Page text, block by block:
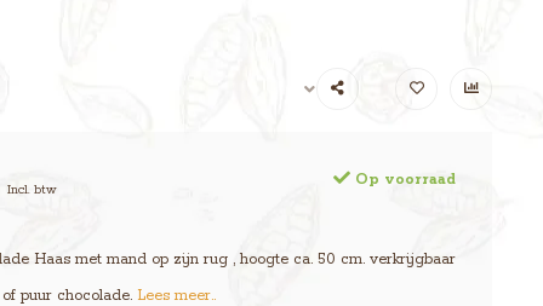
Incl. btw
Op voorraad
Haas met mand op zijn rug , hoogte ca. 50 cm. verkrijgbaar
puur chocolade. Lees meer..